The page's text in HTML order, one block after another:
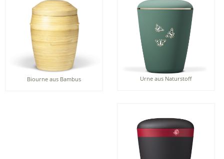
Biourne aus Bambus Urne aus Naturstoff